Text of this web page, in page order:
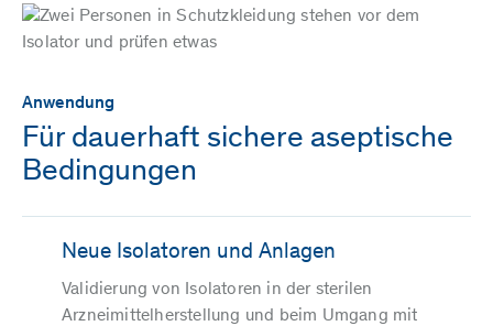
Anwendung
Für dauerhaft sichere aseptische
Bedingungen
Neue Isolatoren und Anlagen
Validierung von Isolatoren in der sterilen
Arzneimittelherstellung und beim Umgang mit